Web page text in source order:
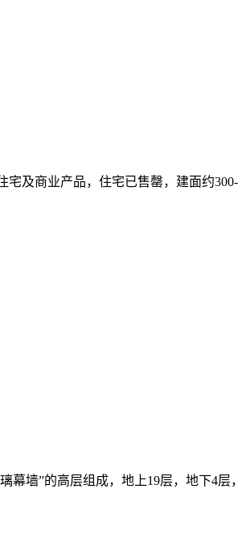
及商业产品，住宅已售罄，建面约
墙”的高层组成，地上19层，地下4